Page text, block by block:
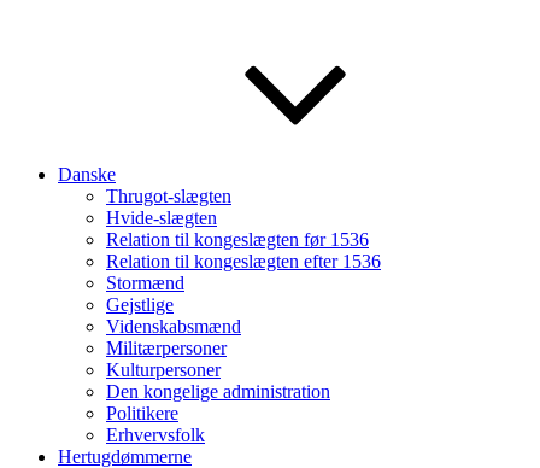
Danske
Thrugot-slægten
Hvide-slægten
Relation til kongeslægten før 1536
Relation til kongeslægten efter 1536
Stormænd
Gejstlige
Videnskabsmænd
Militærpersoner
Kulturpersoner
Den kongelige administration
Politikere
Erhvervsfolk
Hertugdømmerne